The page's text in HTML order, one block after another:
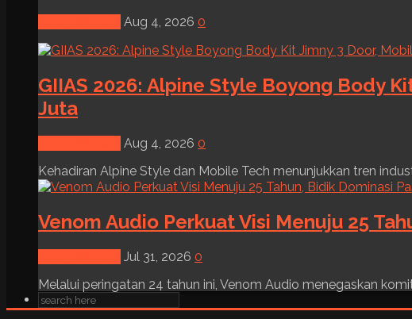
Aug 4, 2026 0
GIIAS 2026: Alpine Style Boyong Body
Juta
Aug 4, 2026 0
Kehadiran Alpine Style dan Mobile Tech menunjukkan tren
Venom Audio Perkuat Visi Menuju 25
Jul 31, 2026 0
Melalui peringatan 24 tahun ini, Venom Audio menegaskan